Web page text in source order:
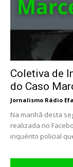
Coletiva de
do Caso
Jornalismo Rádio
Na manhã desta
realizada no
inquérito policial